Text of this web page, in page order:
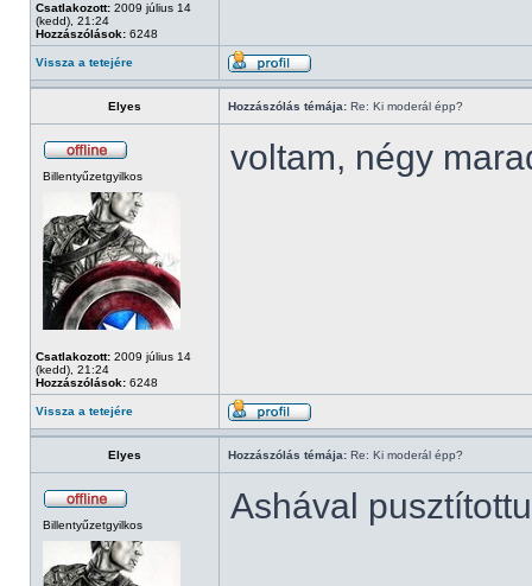
Csatlakozott: 2009 július 14
(kedd), 21:24
Hozzászólások: 6248
Vissza a tetejére
Elyes Hozzászólás témája: Re: Ki moderál épp?
Billentyűzetgyilkos
Csatlakozott: 2009 július 14
(kedd), 21:24
Hozzászólások: 6248
voltam, négy
Vissza a tetejére
Elyes Hozzászólás témája: Re: Ki moderál épp?
Billentyűzetgyilkos Ashával